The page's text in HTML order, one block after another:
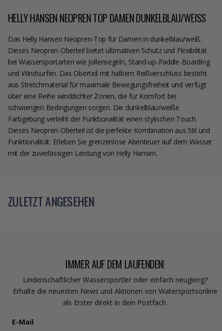
HELLY HANSEN NEOPREN TOP DAMEN DUNKELBLAU/WEISS
Das Helly Hansen Neopren-Top für Damen in dunkelblau/weiß.
Dieses Neopren-Oberteil bietet ultimativen Schutz und Flexibilität
bei Wassersportarten wie Jollensegeln, Stand-up-Paddle-Boarding
und Windsurfen. Das Oberteil mit halbem Reißverschluss besteht
aus Stretchmaterial für maximale Bewegungsfreiheit und verfügt
über eine Reihe winddichter Zonen, die für Komfort bei
schwierigen Bedingungen sorgen. Die dunkelblau/weiße
Farbgebung verleiht der Funktionalität einen stylischen Touch.
Dieses Neopren-Oberteil ist die perfekte Kombination aus Stil und
Funktionalität. Erleben Sie grenzenlose Abenteuer auf dem Wasser
mit der zuverlässigen Leistung von Helly Hansen.
ZULETZT ANGESEHEN
IMMER AUF DEM LAUFENDEN!
Leidenschaftlicher Wassersportler oder einfach neugierig?
Erhalte die neuesten News und Aktionen von Watersportsonline
als Erster direkt in dein Postfach.
E-Mail